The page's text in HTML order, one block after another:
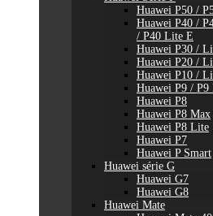
Huawei P50 /
Huawei P40 /
/ P40 Lite E
Huawei P30 /
Huawei P20 /
Huawei P10 /
Huawei P9 / P9
Huawei P8
Huawei P8 Max
Huawei P8 Lite
Huawei P7
Huawei P Smart
Huawei série G
Huawei G7
Huawei G8
Huawei Mate